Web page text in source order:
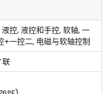
控, 液控和手控, 软轴, 一
+一控二, 电磁与软轴控制
联